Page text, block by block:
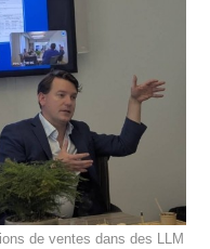
de ventes dans des LLM